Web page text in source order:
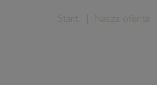
Start Nasza oferta